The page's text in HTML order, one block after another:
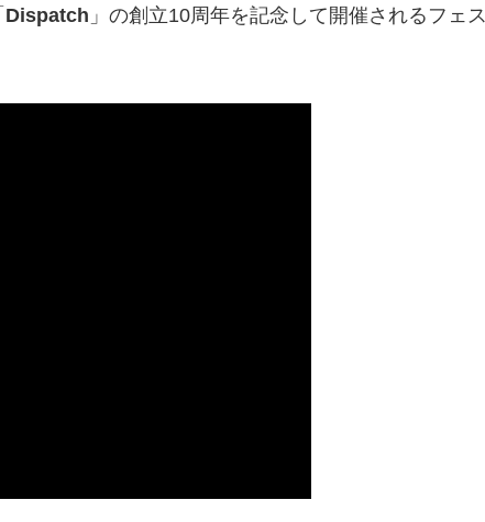
Dispatch 」の創立10周年を記念して開催されるフェス